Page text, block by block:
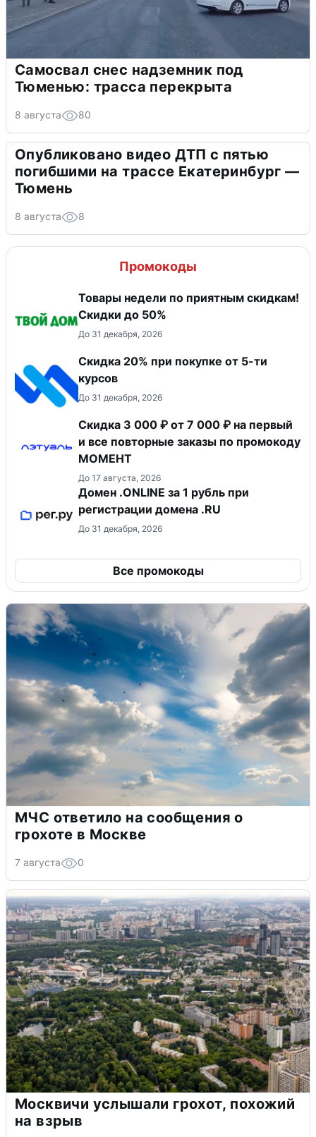
Самосвал снес надземник под
Тюменью: трасса перекрыта
8 августа 80
Опубликовано видео ДТП с пятью
погибшими на трассе Екатеринбург —
Тюмень
8 августа 8
Промокоды
Товары недели по приятным скидкам!
Скидки до 50%
До 31 декабря, 2026
Скидка 20% при покупке от 5-ти
курсов
До 31 декабря, 2026
Скидка 3 000 ₽ от 7 000 ₽ на первый
и все повторные заказы по промокоду
МОМЕНТ
До 17 августа, 2026
Домен .ONLINE за 1 рубль при
регистрации домена .RU
До 31 декабря, 2026
Все промокоды
МЧС ответило на сообщения о
грохоте в Москве
7 августа 0
Москвичи услышали грохот, похожий
на взрыв